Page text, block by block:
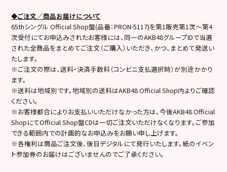
◆ご注文／商品お届けについて
65thシングル Official Shop盤(品番：PRON-5117)を第1販売第1次～第4
次受付にてお申込みされたお客様には、同一のAKB48グループIDで当選
された全商品をまとめてご注文（ご購入）いただき、かつ、まとめて発送い
たします。
※ご注文の際は、送料・決済手数料（コンビニ支払選択時）が別途かかり
ます。
※送料は地域別です。地域別の送料はAKB48 Official Shop内よりご確認
ください。
※お客様都合によりお支払いいただけなかった方は、今後AKB48 Official
ShopにてOfficial Shop盤CDは一切ご注文いただけなくなります。ご参加
できる範囲内での計画的なお申込みをお願い申し上げます。
※各権利は商品ご注文後、後日デジタルにて発行いたします。紙のイベン
ト参加券のお届けはございませんのでご了承ください。